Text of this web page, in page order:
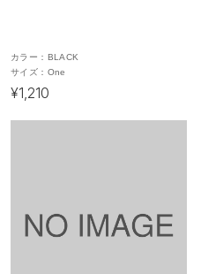
カラー： BLACK
サイズ： One
¥1,210